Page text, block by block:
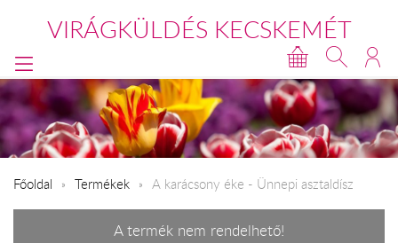
VIRÁGKÜLDÉS KECSKEMÉT
Főoldal Termékek A karácsony éke - Ünnepi asztaldísz
A termék nem rendelhető!